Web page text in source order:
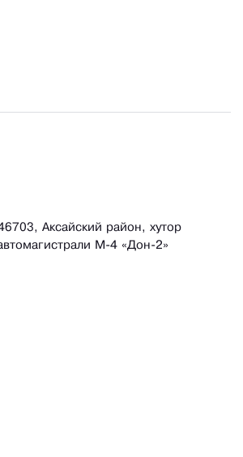
Аксайский район, хутор
М-4 «Дон-2»